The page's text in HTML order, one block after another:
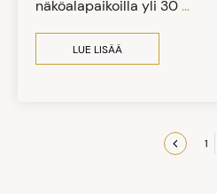
näköalapaikoilla yli 30...
LUE LISÄÄ
1